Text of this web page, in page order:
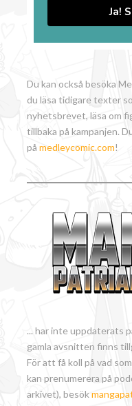
Ja!
Du kan också besöka
du läsa tidigare texter
nyhetsbrevet, läsa om
tillbaka på kampanjen.
påmedleycomic.com!
... har inte uppdaterats
gamla avsnitten finns
För att få koll på vad
kan prenumerera på
arkivet), besök